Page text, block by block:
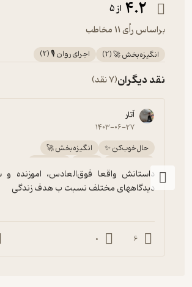
4.2 از 5
براساس رأی 11 مخاطب
انگیزه‌بخش 🚀(
2
) اجرای روان 🎙️(
2
)
نقد دیگران(7 نقد)
آتار
۱۴۰۳-۰۶-۲۷
حال‌خوب‌کن ✨
انگیزه‌بخش 🚀
دیدگاههای مختلف نسبت ب هدف زندگی
6
0